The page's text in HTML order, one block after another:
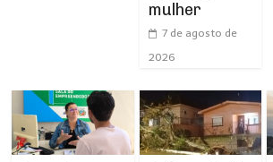
mulher
7 de agosto de
2026